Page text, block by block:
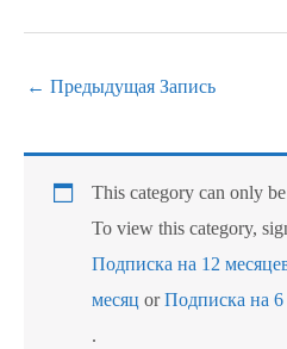
← Предыдущая Запись
This category can only
To view this category,
Подписка на 12
месяц orПодписка на 6
.